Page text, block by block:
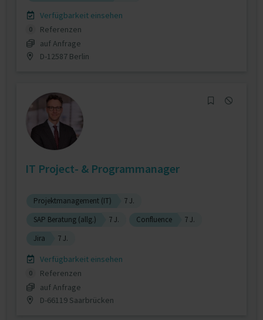
Verfügbarkeit einsehen
0
Referenzen
auf Anfrage
D-12587 Berlin
IT Project- & Programmanager
Projektmanagement (IT)
7 J.
SAP Beratung (allg.)
7 J. Confluence
7 J.
Jira
7 J.
Verfügbarkeit einsehen
0
Referenzen
auf Anfrage
D-66119 Saarbrücken